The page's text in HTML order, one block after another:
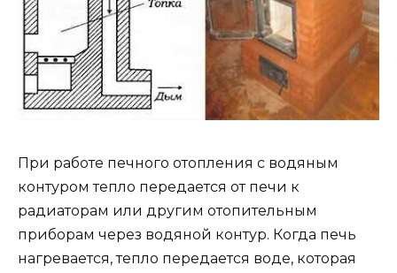
При работе печного отопления с водяным
контуром тепло передается от печи к
радиаторам или другим отопительным
приборам через водяной контур. Когда печь
нагревается, тепло передается воде, которая